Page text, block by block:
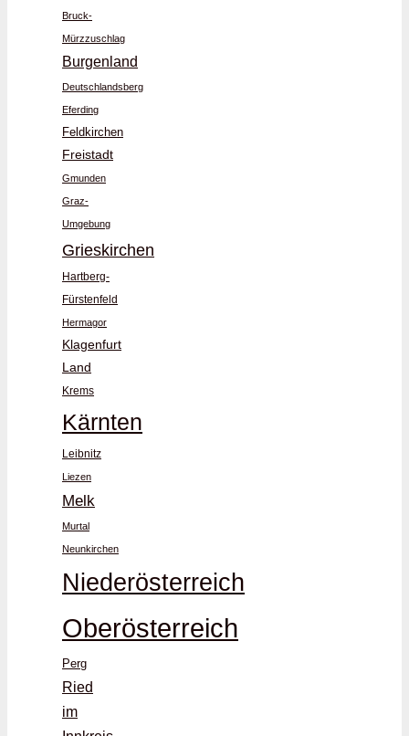
Bruck-
Mürzzuschlag
Burgenland
Deutschlandsberg
Eferding
Feldkirchen
Freistadt
Gmunden
Graz-
Umgebung
Grieskirchen
Hartberg-
Fürstenfeld
Hermagor
Klagenfurt
Land
Krems
Kärnten
Leibnitz
Liezen
Melk
Murtal
Neunkirchen
Niederösterreich
Oberösterreich
Perg
Ried
im